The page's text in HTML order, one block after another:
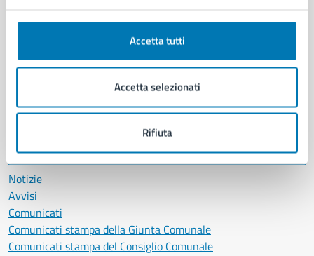
Accetta tutti
Accetta selezionati
Rifiuta
Educazione e formazione
Giustizia e sicurezza pubblica
Imprese e commercio
Vita lavorativa
NOVITÀ
Notizie
Avvisi
Comunicati
Comunicati stampa della Giunta Comunale
Comunicati stampa del Consiglio Comunale